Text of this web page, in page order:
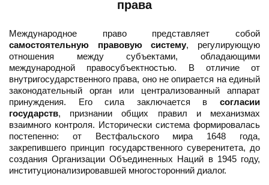
права
Международное право представляет собой
самостоятельную правовую систему, регулирующую
отношения между субъектами, обладающими
международной правосубъектностью. В отличие от
внутригосударственного права, оно не опирается на единый
законодательный орган или централизованный аппарат
принуждения. Его сила заключается в согласии
государств, признании общих правил и механизмах
взаимного контроля. Исторически система формировалась
постепенно: от Вестфальского мира 1648 года,
закрепившего принцип государственного суверенитета, до
создания Организации Объединенных Наций в 1945 году,
институционализировавшей многосторонний диалог.